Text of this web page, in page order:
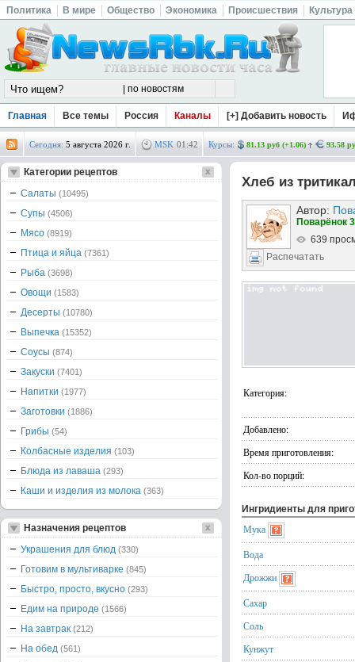
Политика В мире Общество Экономика Происшествия Культура
Главная Все темы Россия Каналы [+] Добавить новость
Сегодня: 5 августа 2026 г. MSK 01 :42 Курсы: 81.13 руб (+1.06) 93.58
Хлеб из
Автор:
Поварёнок
639
Распечатать
Категория:
Добавлено:
Время приготовления:
Кол-во порций:
Ингридиенты для
Мука
Вода
Дрожжи
Сахар
Соль
Кунжут
Категории рецептов
Салаты (10495)
Супы (4506)
Мясо (8919)
Птица и яйца (7361)
Рыба (3698)
Овощи (1583)
Десерты (10780)
Выпечка (15352)
Соусы (874)
Закуски (7401)
Напитки (1977)
Заготовки (1886)
Грибы (54)
Колбасные изделия (103)
Блюда из лаваша (293)
Каши и изделия из молока (363)
Назначения рецептов
Украшения для блюд (330)
Готовим в мультиварке (845)
Быстро, просто, вкусно (293)
Едим на природе (1566)
На завтрак (212)
На обед (561)